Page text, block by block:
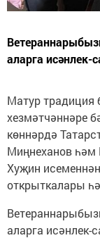
аларга исәнлек-
Матур традиция
хезмәтчәннәре
көннәрдә
Миңнеханов
Хуҗин
открыткалары
аларга исәнлек-